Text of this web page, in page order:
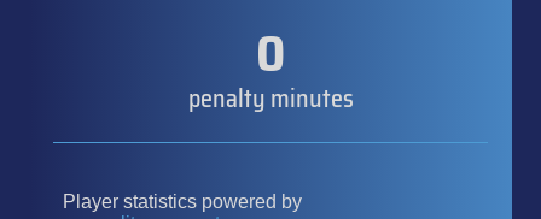
0
penalty minutes